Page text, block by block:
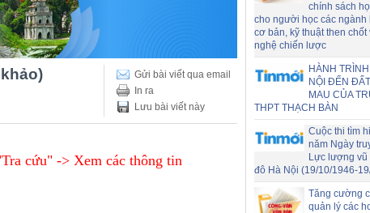
Gửi bài viết qua email
In ra
Lưu bài viết này
cứu" -> Xem các thông tin
chính sách
cho người học các ngành
cơ bản, kỹ thuật then chốt
nghệ chiến lược
HÀNH
NỘI ĐẾN
MAU CỦA
THPT THẠCH BÀN
Cuộc thi tìm
năm Ngày
Lực lượng vũ
đô Hà Nội (19/10/1946-
Tăng cường
quản lý các